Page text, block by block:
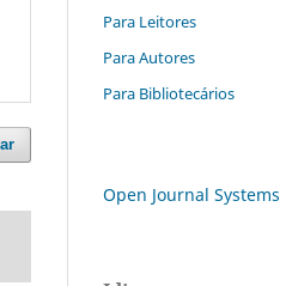
Para Leitores
Para Autores
Para Bibliotecários
Open Journal Systems